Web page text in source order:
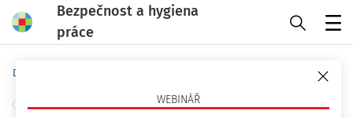
Bezpečnost a hygiena
práce
WEBINÁŘ
Domů
+ PŘIDAT VLASTNÍ